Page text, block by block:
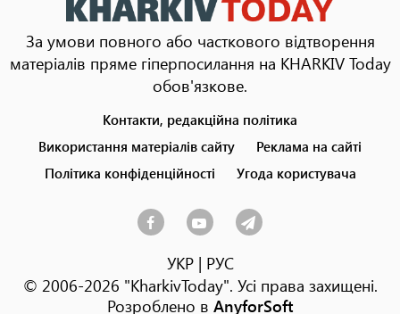
За умови повного або часткового відтворення
матеріалів пряме гіперпосилання на KHARKIV Today
обов'язкове.
menu
Контакти, редакційна політика
Використання матеріалів сайту
Реклама на сайті
Політика конфіденційності
Угода користувача
УКР| РУС
© 2006-2026 "KharkivToday". Усі права захищені.
Розроблено в AnyforSoft